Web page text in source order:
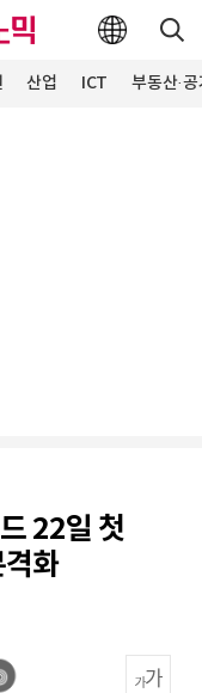
산업 ICT 부동산·
22일 첫
화